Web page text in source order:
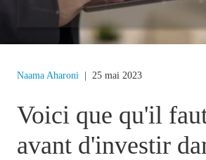
Naama Aharoni 25 mai 2023
Voici que qu'il
avant d'investir